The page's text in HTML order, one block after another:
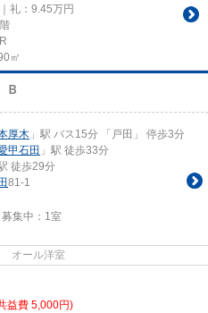
礼：9.45万円
㎡
Ｂ
厚木 」駅 バス15分 「戸田」 停歩3分
甲石田 」駅 徒歩33分
徒歩29分
81-1
集中： 1室
オール洋室
益費 5,000円)